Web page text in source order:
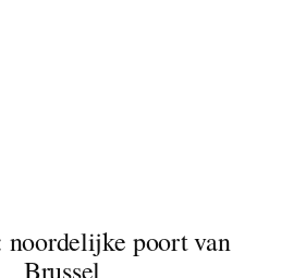
poort van
Brussel